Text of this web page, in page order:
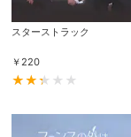
スターストラック
￥ 220